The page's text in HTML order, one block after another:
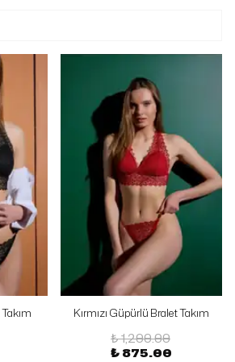
Kırmızı Güpürlü Bralet Takım
₺ 1,200.00
₺ 875.00